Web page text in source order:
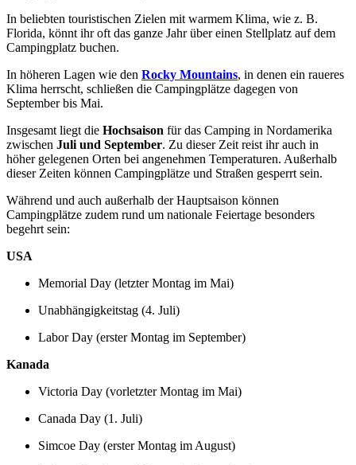
In beliebten touristischen Zielen mit warmem Klima, wie z. B.
Florida, könnt ihr oft das ganze Jahr über einen Stellplatz auf dem
Campingplatz buchen.
In höheren Lagen wie den Rocky Mountains, in denen ein raueres
Klima herrscht, schließen die Campingplätze dagegen von
September bis Mai.
Insgesamt liegt die Hochsaison für das Camping in Nordamerika
zwischen Juli und September. Zu dieser Zeit reist ihr auch in
höher gelegenen Orten bei angenehmen Temperaturen. Außerhalb
dieser Zeiten können Campingplätze und Straßen gesperrt sein.
Während und auch außerhalb der Hauptsaison können
Campingplätze zudem rund um nationale Feiertage besonders
begehrt sein:
USA
Memorial Day (letzter Montag im Mai)
Unabhängigkeitstag (4. Juli)
Labor Day (erster Montag im September)
Kanada
Victoria Day (vorletzter Montag im Mai)
Canada Day (1. Juli)
Simcoe Day (erster Montag im August)